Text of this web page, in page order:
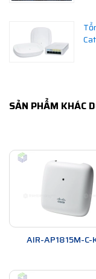
SẢN PHẨM KHÁC
AIR-AP1815M-C-